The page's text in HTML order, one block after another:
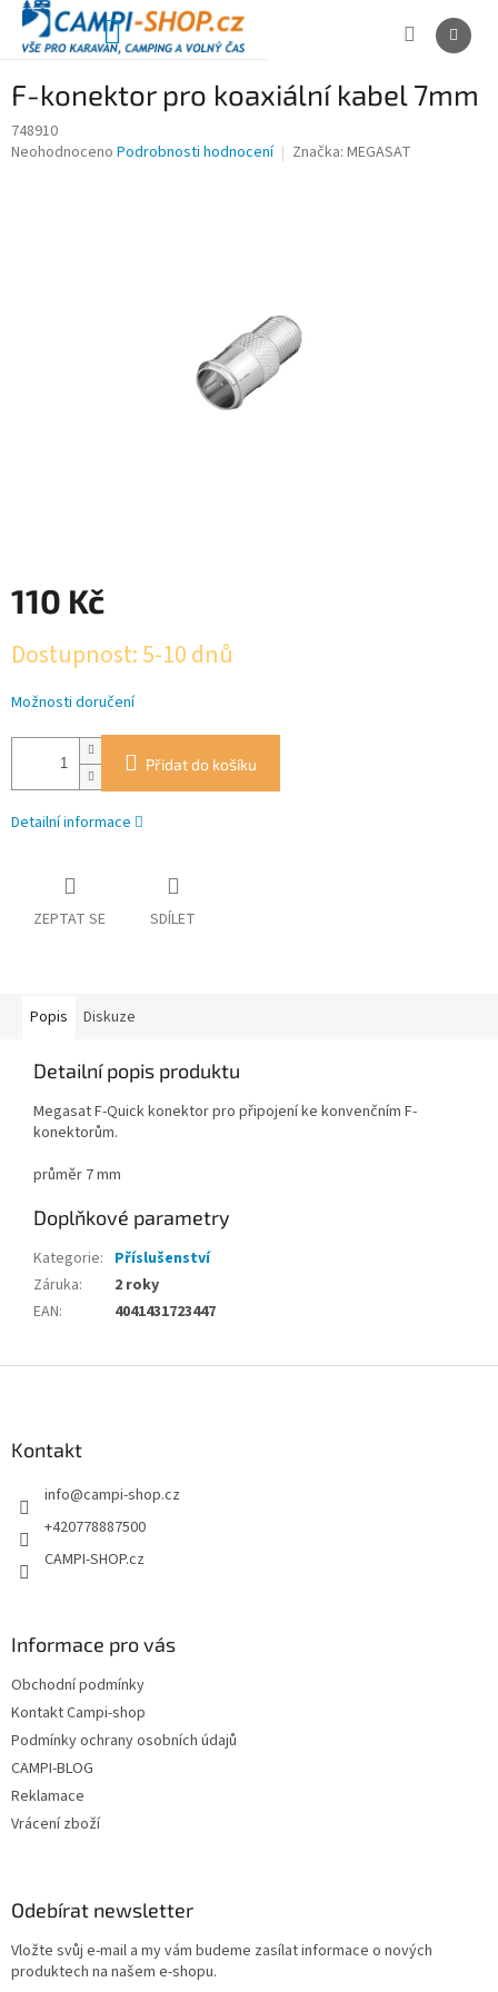
Přejít
obsah
NÁKUPNÍ
F-konektor pro koaxiální kabel 7mm
748910
Průměrné
Neohodnoceno Podrobnosti hodnocení Značka: MEGASAT
110 Kč
cena:
Dostupnost: 5-10 dnů
Možnosti doručení
Přidat do košíku
Detailní informace
ZEPTAT SE SDÍLET
Popis Diskuze
Detailní popis produktu
Megasat F-Quick konektor pro připojení ke konvenčním F-
konektorům.
průměr 7 mm
Doplňkové parametry
Kategorie: Příslušenství
Záruka:
2 roky
EAN: 4041431723447
Kontakt
info@campi-shop.cz
+420778887500
CAMPI-SHOP.cz
Informace pro vás
Obchodní podmínky
Kontakt Campi-shop
Podmínky ochrany osobních údajů
CAMPI-BLOG
Reklamace
Vrácení zboží
Odebírat newsletter
Vložte svůj e-mail a my vám budeme zasílat informace o nových
produktech na našem e-shopu.